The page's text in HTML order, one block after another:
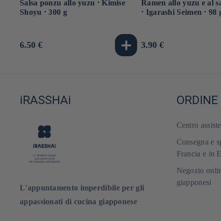
Salsa ponzu allo yuzu ⋅ Kimise
Shoyu ⋅ 300 g
Prezzo
6.50 €
Ramen allo yuzu e al
⋅ Igarashi Seimen ⋅ 98
Prezzo
3.90 €
iRASSHAi
L'appuntamento imperdibile per gli
appassionati di cucina giapponese
Centro
Consegna e
Francia e in
Negozio
giapponesi